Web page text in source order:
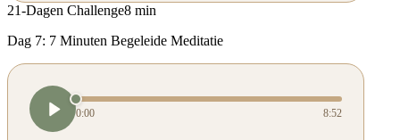
21-Dagen Challenge8 min
Dag 7: 7 Minuten Begeleide Meditatie
0:00 8:52